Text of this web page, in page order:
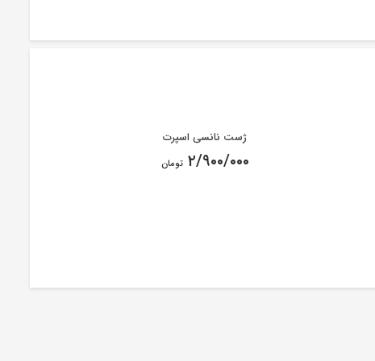
ژست نانسی اسپرت
۲/۹۰۰/۰۰۰ تومان